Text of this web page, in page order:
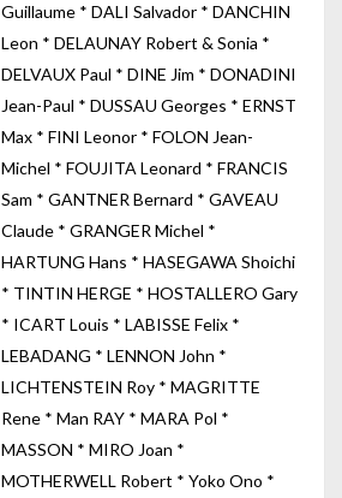
Guillaume * DALI Salvador * DANCHIN
Leon * DELAUNAY Robert & Sonia *
DELVAUX Paul * DINE Jim * DONADINI
Jean-Paul * DUSSAU Georges * ERNST
Max * FINI Leonor * FOLON Jean-
Michel * FOUJITA Leonard * FRANCIS
Sam * GANTNER Bernard * GAVEAU
Claude * GRANGER Michel *
HARTUNG Hans * HASEGAWA Shoichi
* TINTIN HERGE * HOSTALLERO Gary
* ICART Louis * LABISSE Felix *
LEBADANG * LENNON John *
LICHTENSTEIN Roy * MAGRITTE
Rene * Man RAY * MARA Pol *
MASSON * MIRO Joan *
MOTHERWELL Robert * Yoko Ono *